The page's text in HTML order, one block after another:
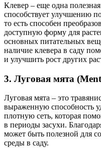
Клевер – еще одна полезная
способствует улучшению
то есть способен
доступную форму для
основных питательных
наличие клевера в саду
и улучшить рост других
3. Луговая мята
Луговая мята – это
выраженную способность
плотную сеть, которая
в периоды засухи.
может быть полезной для
среды в саду.